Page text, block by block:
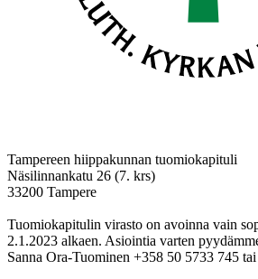
Tampereen hiippakunnan tuomiokapituli
Näsilinnankatu 26 (7. krs)
33200 Tampere
Tuomiokapitulin virasto on avoinna vain
2.1.2023 alkaen. Asiointia varten
Sanna Ora-Tuominen +358 50 5733 745